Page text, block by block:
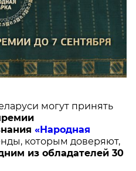
могут принять
ремии
«Народная
которым доверяют,
из обладателей 30